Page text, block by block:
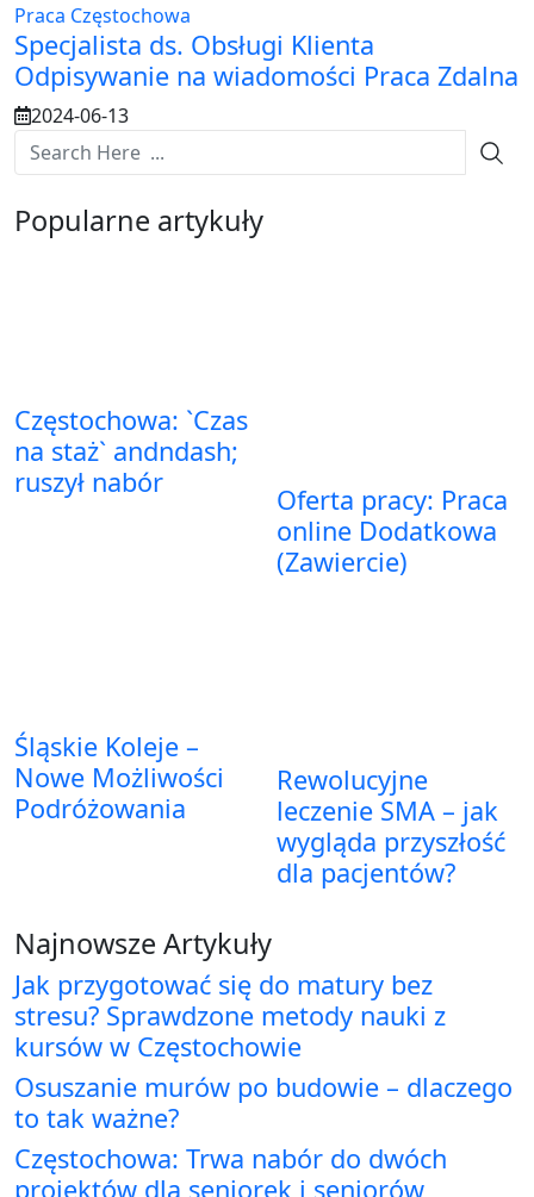
Praca Częstochowa
Specjalista ds. Obsługi Klienta
Odpisywanie na wiadomości Praca Zdalna
2024-06-13
Popularne artykuły
Częstochowa: `Czas
na staż` andndash;
ruszył nabór
Oferta pracy: Praca
online Dodatkowa
(Zawiercie)
Śląskie Koleje –
Nowe Możliwości
Podróżowania
Rewolucyjne
leczenie SMA – jak
wygląda przyszłość
dla pacjentów?
Najnowsze Artykuły
Jak przygotować się do matury bez
stresu? Sprawdzone metody nauki z
kursów w Częstochowie
Osuszanie murów po budowie – dlaczego
to tak ważne?
Częstochowa: Trwa nabór do dwóch
projektów dla seniorek i seniorów